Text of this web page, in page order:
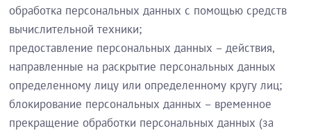
обработка персональных данных с помощью средств
вычислительной техники;
предоставление персональных данных – действия,
направленные на раскрытие персональных данных
определенному лицу или определенному кругу лиц;
блокирование персональных данных – временное
прекращение обработки персональных данных (за